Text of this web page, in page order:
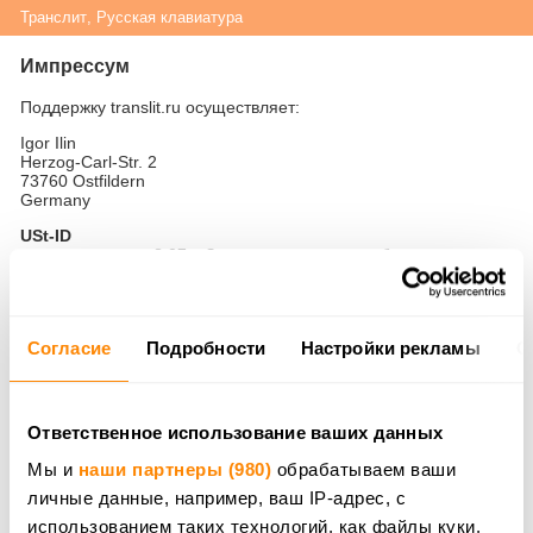
Согласие Подробности Настройки рекламы
Ответственное использование ваших данных
Мы и наши партнеры (980) обрабатываем ваши
личные данные, например, ваш IP-адрес, с
использованием таких технологий, как файлы куки.
Транслит, Русская клавиатура
Импрессум
Поддержку translit.ru осуществляет:
Igor Ilin
Herzog-Carl-Str. 2
73760 Ostfildern
Germany
USt-ID
в соответствии с § 27 a Закона о налоге на добавленную
support@translit.net
Телефон
Ответственный за содержание согласно § 18 абз. 2
MStV / Verantwortlich für den Inhalt nach § 18 Abs. 2
Igor Ilin